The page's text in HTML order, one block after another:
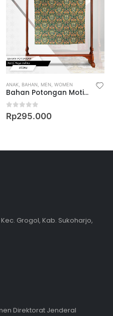
ANAK, BAHAN, MEN, WOMEN
Bahan Potongan Motif Mega Sukma
0out of 5
Rp295.000
Kec. Grogol, Kab. Sukoharjo,
Direktorat Jenderal